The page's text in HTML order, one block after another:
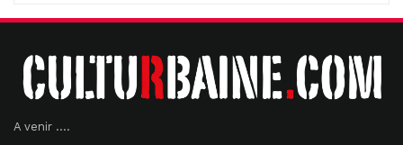
A venir ....